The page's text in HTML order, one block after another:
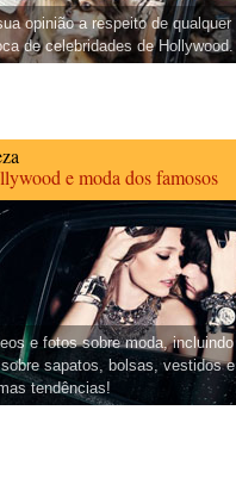
opinião a respeito de qualquer
de celebridades de Hollywood.
e moda dos famosos
e fotos sobre moda, incluindo
sapatos, bolsas, vestidos e
tendências!